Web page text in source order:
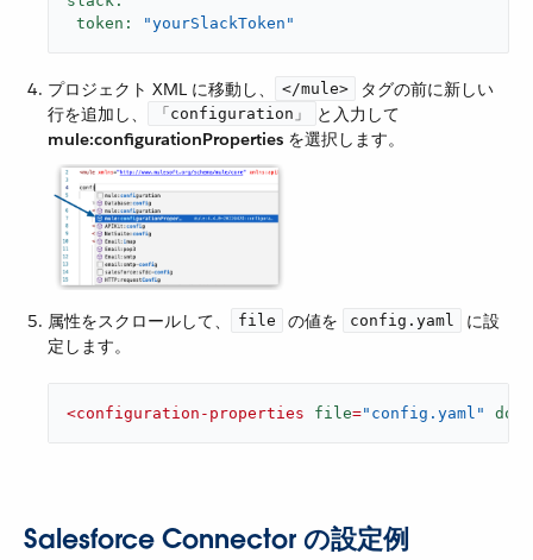
token:
"yourSlackToken"
プロジェクト XML に移動し、​ </mule>
​ タグの前に新しい
行を追加し、​
「configuration」
​と入力して ​
mule:configurationProperties ​ を選択します。
属性をスクロールして、​ file ​ の値を ​ config.yaml
​ に設
定します。
<configuration-properties file="config.yaml"
Salesforce Connector の設定例